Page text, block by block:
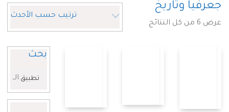
وتاريخ
تم
ترتيب حسب الأحدث